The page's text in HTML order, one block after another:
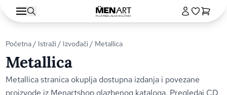
Početna/ Istraži/ Izvođači/ Metallica
Metallica
Metallica stranica okuplja dostupna izdanja i povezane
proizvode iz Menartshop glazbenog kataloga. Pregledaj CD,